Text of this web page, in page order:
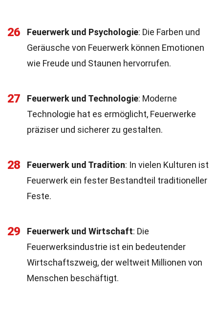
26 Feuerwerk und Psychologie: Die Farben und
Geräusche von Feuerwerk können Emotionen
wie Freude und Staunen hervorrufen.
27 Feuerwerk und Technologie: Moderne
Technologie hat es ermöglicht, Feuerwerke
präziser und sicherer zu gestalten.
28 Feuerwerk und Tradition: In vielen Kulturen ist
Feuerwerk ein fester Bestandteil traditioneller
Feste.
29 Feuerwerk und Wirtschaft: Die
Feuerwerksindustrie ist ein bedeutender
Wirtschaftszweig, der weltweit Millionen von
Menschen beschäftigt.